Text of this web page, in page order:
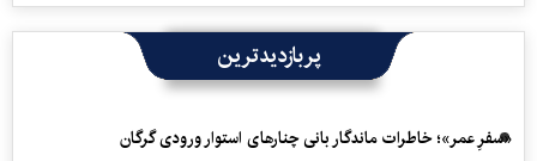
پربازدیدترین
«سفرِ عمر»؛ خاطرات ماندگار بانی چنارهای استوار ورودی گرگان